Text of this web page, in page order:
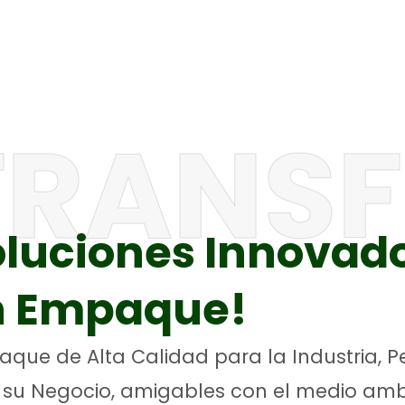
Empaque!
de Alta Calidad para la Industria,
Negocio, amigables con el medio